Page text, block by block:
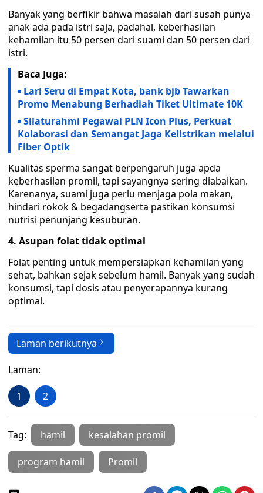
Banyak yang berfikir bahwa masalah dari susah punya
anak ada pada istri saja, padahal, keberhasilan
kehamilan itu 50 persen dari suami dan 50 persen dari
istri.
Baca Juga:
Lari Seru di Empat Kota, bank bjb Tawarkan
Promo Menabung Berhadiah Tiket Ultimate 10K
Silaturahmi Pegawai PLN Icon Plus, Perkuat
Kolaborasi dan Semangat Jaga Kelistrikan melalui
Fiber Optik
Kualitas sperma sangat berpengaruh juga apda
keberhasilan promil, tapi sayangnya sering diabaikan.
Karenanya, suami juga perlu menjaga pola makan,
hindari rokok & begadangserta pastikan konsumsi
nutrisi penunjang kesuburan.
4. Asupan folat tidak optimal
Folat penting untuk mempersiapkan kehamilan yang
sehat, bahkan sejak sebelum hamil. Banyak yang sudah
konsumsi, tapi dosis atau penyerapannya kurang
optimal.
Laman berikutnya
Laman:
1 2
Tag: hamil kesalahan promil
program hamil Promil